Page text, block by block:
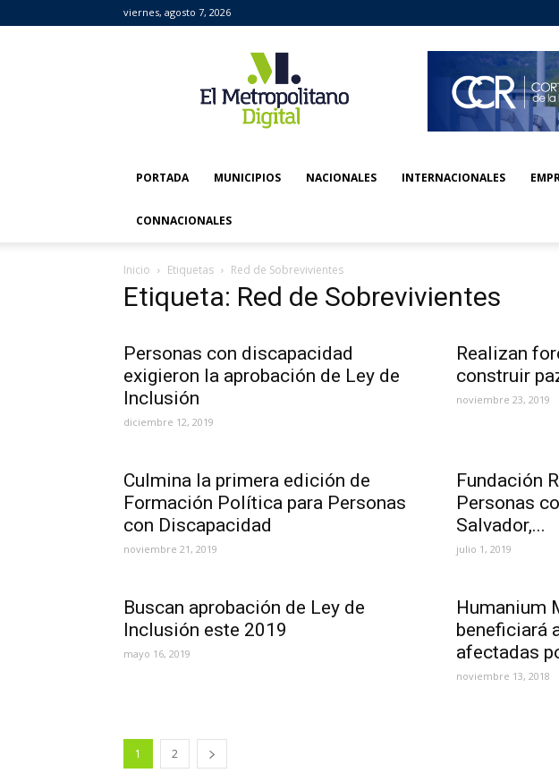
viernes, agosto 7, 2026
Metropolitano
Digital
PORTADA MUNICIPIOS NACIONALES INTERNACIONALES
CONNACIONALES
Inicio Etiquetas Red de Sobrevivientes
Etiqueta: Red de Sobrevivientes
Personas con discapacidad
exigieron la aprobación de Ley de
Inclusión
diciembre 12, 2019
Realizan
construir
noviembre 23, 2019
Culmina la primera edición de
Formación Política para Personas
con Discapacidad
noviembre 21, 2019
Fundación
Personas
Salvador,...
julio 1, 2019
Buscan aprobación de Ley de
Inclusión este 2019
mayo 16, 2019
Humanium
beneficiará
afectadas
noviembre 13, 2018
1 2